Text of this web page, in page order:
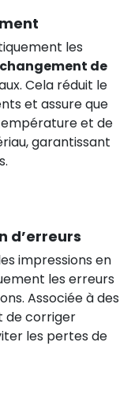
les
changement de
Cela réduit le
et assure que
et de
garantissant
d’erreurs
impressions en
les erreurs
Associée à des
de corriger
les pertes de